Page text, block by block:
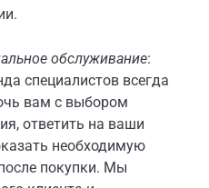
обслуживание:
специалистов всегда
вам с выбором
ответить на ваши
необходимую
покупки. Мы